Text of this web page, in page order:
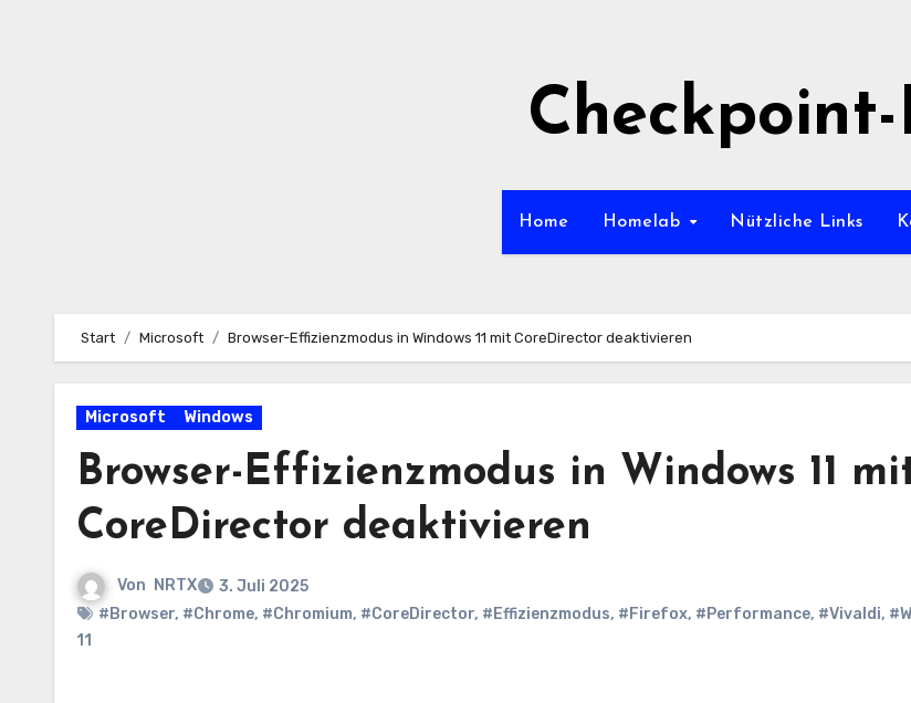
Checkpoint-
Home Homelab Nützliche Links
Start Microsoft Browser-Effizienzmodus in Windows 11 mit CoreDirector deaktivieren
Microsoft Windows
Browser-Effizienzmodus in Windows 11
CoreDirector deaktivieren
Von NRTX
3. Juli 2025
#Browser, #Chrome, #Chromium, #CoreDirector, #Effizienzmodus, #Firefox, #Performance, #Vivaldi,
11